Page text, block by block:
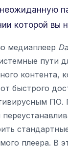
которой вы
медиаплеер
пути
контента,
быстрого
ПО.
плеера. В